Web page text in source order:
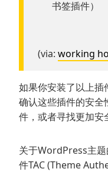
书签插件）
(via: working
如果你安装了以上插
确认这些插件的安全
件，或者寻找更加安
关于WordPress主
件TAC (Theme